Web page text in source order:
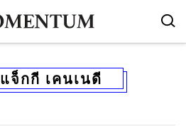
แจ็กกี เคนเนดี